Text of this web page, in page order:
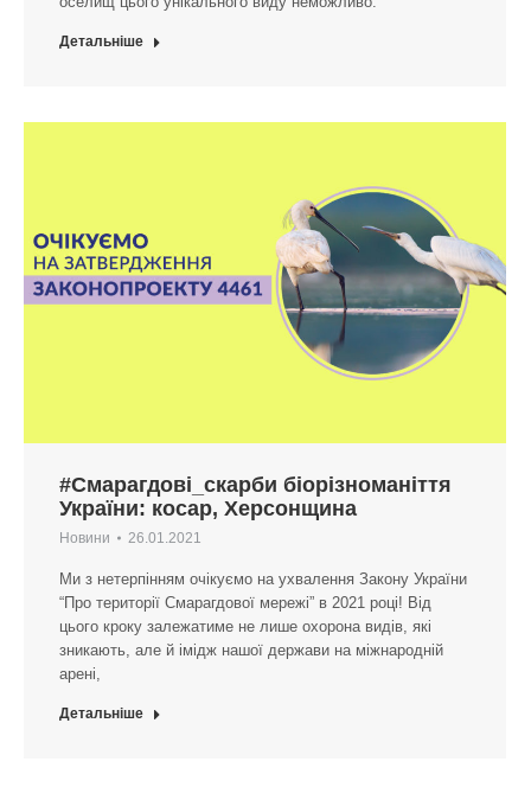
Детальніше
#Смарагдові_скарби біорізноманіття
України: косар, Херсонщина
Новини 26.01.2021
Ми з нетерпінням очікуємо на ухвалення Закону України
“Про території Смарагдової мережі” в 2021 році! Від
цього кроку залежатиме не лише охорона видів, які
зникають, але й імідж нашої держави на міжнародній
арені,
Детальніше